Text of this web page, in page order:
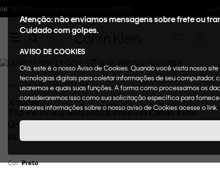
Atenção: não enviamos mensagens sobre frete ou
Cuidado com golpes.
AVISO DE COOKIES
Olá, este é o nosso Aviso de Cookies. Quando você visita nosso
tecnologias digitais para coletar informações de seu computador,
usaremos e quais suas funções. A forma como processamos os
consideraremos isso como sua solicitação específica para
maiores informações sobre o nosso aviso de Cookies acesse o link.
Feminino Underwear Sutiãs
VOLTAR
Top Feminino Microfibra Invisível Calvin Klein
Underwear Preto
179
CorPreto